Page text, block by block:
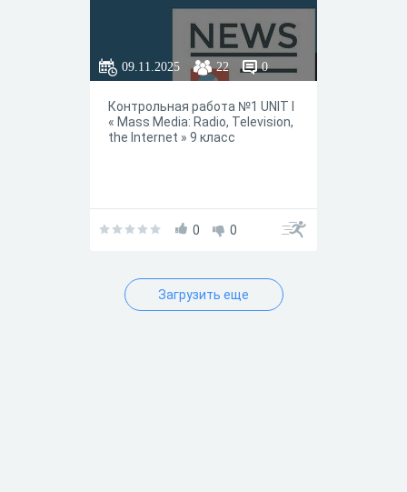
09.11.2025 22 0
Контрольная работа №1 UNIT I
« Mass Media: Radio, Television,
the Internet » 9 класс
0 0
Загрузить еще